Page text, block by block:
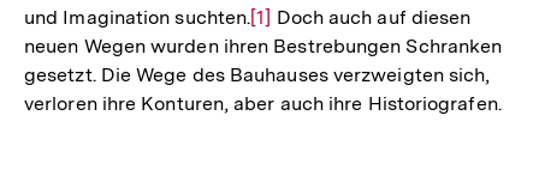
und Imagination suchten.Zur
Auflösung
der
Fußnote
[1] Doch auch auf diesen
neuen Wegen wurden ihren Bestrebungen Schranken
gesetzt. Die Wege des Bauhauses verzweigten sich,
verloren ihre Konturen, aber auch ihre Historiografen.